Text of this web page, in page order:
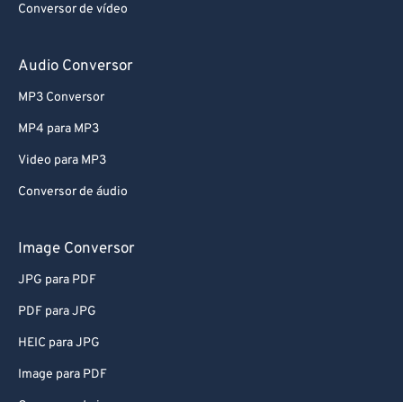
Conversor de vídeo
Audio Conversor
MP3 Conversor
MP4 para MP3
Video para MP3
Conversor de áudio
Image Conversor
JPG para PDF
PDF para JPG
HEIC para JPG
Image para PDF